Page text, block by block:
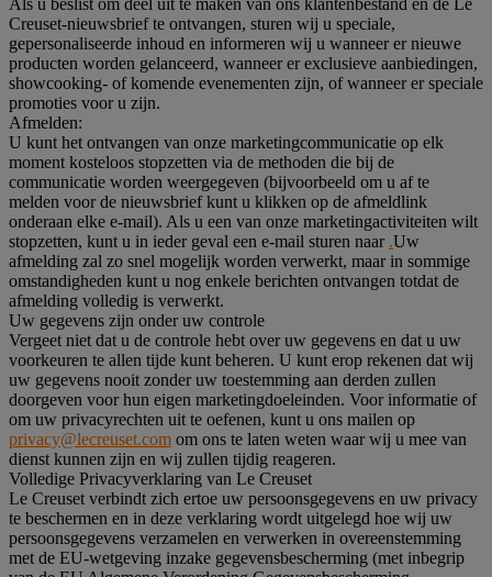
Als u beslist om deel uit te maken van ons klantenbestand en de Le
Creuset-nieuwsbrief te ontvangen, sturen wij u speciale,
gepersonaliseerde inhoud en informeren wij u wanneer er nieuwe
producten worden gelanceerd, wanneer er exclusieve aanbiedingen,
showcooking- of komende evenementen zijn, of wanneer er speciale
promoties voor u zijn.
Afmelden:
U kunt het ontvangen van onze marketingcommunicatie op elk
moment kosteloos stopzetten via de methoden die bij de
communicatie worden weergegeven (bijvoorbeeld om u af te
melden voor de nieuwsbrief kunt u klikken op de afmeldlink
onderaan elke e-mail). Als u een van onze marketingactiviteiten wilt
stopzetten, kunt u in ieder geval een e-mail sturen naar .Uw
afmelding zal zo snel mogelijk worden verwerkt, maar in sommige
omstandigheden kunt u nog enkele berichten ontvangen totdat de
afmelding volledig is verwerkt.
Uw gegevens zijn onder uw controle
Vergeet niet dat u de controle hebt over uw gegevens en dat u uw
voorkeuren te allen tijde kunt beheren. U kunt erop rekenen dat wij
uw gegevens nooit zonder uw toestemming aan derden zullen
doorgeven voor hun eigen marketingdoeleinden. Voor informatie of
om uw privacyrechten uit te oefenen, kunt u ons mailen op
privacy@lecreuset.com om ons te laten weten waar wij u mee van
dienst kunnen zijn en wij zullen tijdig reageren.
Volledige Privacyverklaring van Le Creuset
Le Creuset verbindt zich ertoe uw persoonsgegevens en uw privacy
te beschermen en in deze verklaring wordt uitgelegd hoe wij uw
persoonsgegevens verzamelen en verwerken in overeenstemming
met de EU-wetgeving inzake gegevensbescherming (met inbegrip